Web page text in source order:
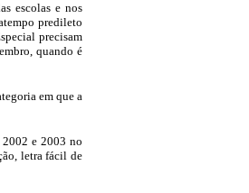
escolas e nos
predileto
precisam
quando é
em que a
e 2003 no
letra fácil de